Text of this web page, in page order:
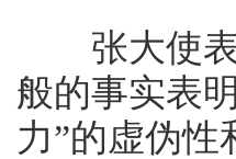
张大使表
般的事实表
力”的虚伪